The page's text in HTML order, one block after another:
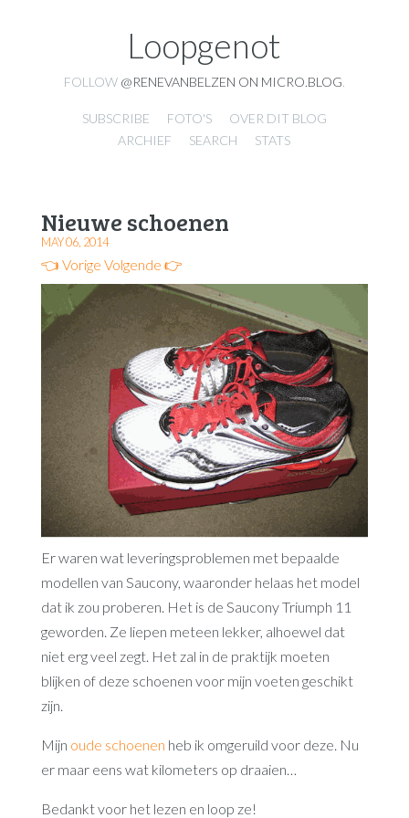
Loopgenot
FOLLOW @RENEVANBELZEN ON MICRO.BLOG
SUBSCRIBE FOTO'S
OVER DIT BLOG
ARCHIEF
SEARCH STATS
Nieuwe schoenen
MAY 06, 2014
👈 Vorige Volgende 👉
Er waren wat leveringsproblemen met bepaalde
modellen van Saucony, waaronder helaas het model
dat ik zou proberen. Het is de Saucony Triumph 11
geworden. Ze liepen meteen lekker, alhoewel dat
niet erg veel zegt. Het zal in de praktijk moeten
blijken of deze schoenen voor mijn voeten geschikt
zijn.
Mijn oude schoenen heb ik omgeruild voor deze. Nu
er maar eens wat kilometers op draaien…
Bedankt voor het lezen en loop ze!